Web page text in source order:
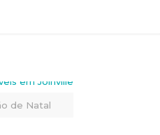
de Natal